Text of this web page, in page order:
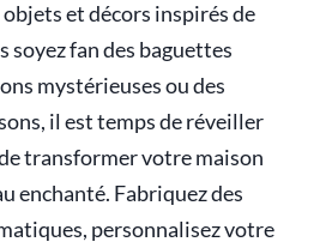
et décors inspirés de
soyez fan des baguettes
mystérieuses ou des
il est temps de réveiller
transformer votre maison
enchanté. Fabriquez des
personnalisez votre